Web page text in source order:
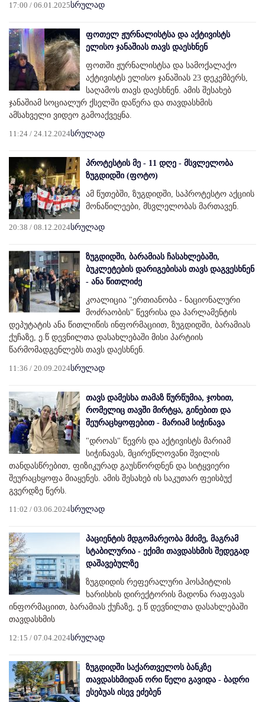
17:00 / 06.01.2025სრულად
ფოთელ ჟურნალისტსა და აქტივისტს
ელისო ჯანაშიას თავს დაესხნენ
ფოთში ჟურნალისტსა და სამოქალაქო
აქტივისტს ელისო ჯანაშიას 23 დეკემბერს,
საღამოს თავს დაესხნენ. ამის შესახებ
ჯანაშიამ სოციალურ ქსელში დაწერა და თავდასხმის
ამსახველი ვიდეო გამოაქვეყნა.
11:24 / 24.12.2024სრულად
პროტესტის მე - 11 დღე - მსვლელობა
ზუგდიდში (ფოტო)
ამ წუთებში, ზუგდიდში, საპროტესტო აქციის
მონაწილეები, მსვლელობას მართავენ.
20:38 / 08.12.2024სრულად
ზუგდიდში, ბარამიას ჩასახლებაში,
ბუკლეტების დარიგებისას თავს დაგვესხნენ
- ანა წითლიძე
კოალიცია "ერთიანობა - ნაციონალური
მოძრაობის" წევრისა და პარლამენტის
დეპუტატის ანა წითლიწის ინფორმაციით, ზუგდიდში, ბარამიას
ქუჩაზე, ე.წ დევნილთა დასახლებაში მისი პარტიის
წარმომადგენლებს თავს დაესხნენ.
11:36 / 20.09.2024სრულად
თავს დამესხა თამაზ წურწუმია, ჯოხით,
რომელიც თავში მირტყა, გინებით და
შეურაცხყოფებით - მარიამ სიჭინავა
"დროას" წევრს და აქტივისტს მარიამ
სიჭინავას, მცირეწლოვანი შვილის
თანდასწრებით, ფიზიკურად გაუსწორდნენ და სიტყვიერი
შეურაცხყოფა მიაყენეს. ამის შესახებ ის საკუთარ ფეისბუქ
გვერდზე წერს.
11:02 / 03.06.2024სრულად
პაციენტის მდგომარეობა მძიმე, მაგრამ
სტაბილურია - ექიმი თავდასხმის შედეგად
დაშავებულზე
ზუგდიდის რეფერალური ჰოსპიტლის
ხარისხის დირექტორის მადონა რაფავას
ინფორმაციით, ბარამიას ქუჩაზე, ე.წ დევნილთა დასახლებაში
თავდასხმის
12:15 / 07.04.2024სრულად
ზუგდიდში საქართველოს ბანკზე
თავდასხმიდან ორი წელი გავიდა - ბადრი
ესებუას ისევ ეძებენ